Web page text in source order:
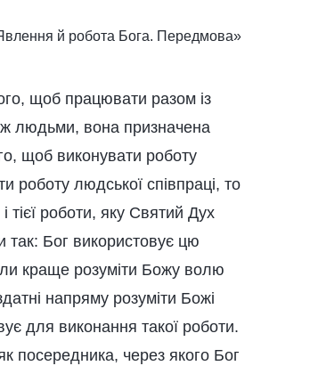
й робота Бога. Передмова»
щоб працювати разом із
людьми, вона призначена
щоб виконувати роботу
роботу людської співпраці, то
роботи, яку Святий Дух
Бог використовує цю
краще розуміти Божу волю
напряму розуміти Божі
для виконання такої роботи.
посередника, через якого Бог